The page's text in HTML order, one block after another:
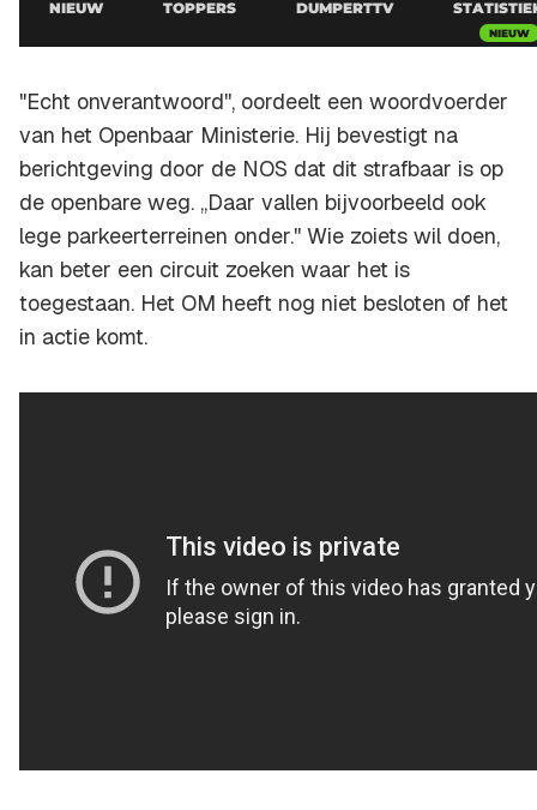
"Echt onverantwoord'', oordeelt een woordvoerder
van het Openbaar Ministerie. Hij bevestigt na
berichtgeving door de NOS dat dit strafbaar is op
de openbare weg. ,,Daar vallen bijvoorbeeld ook
lege parkeerterreinen onder.'' Wie zoiets wil doen,
kan beter een circuit zoeken waar het is
toegestaan. Het OM heeft nog niet besloten of het
in actie komt.